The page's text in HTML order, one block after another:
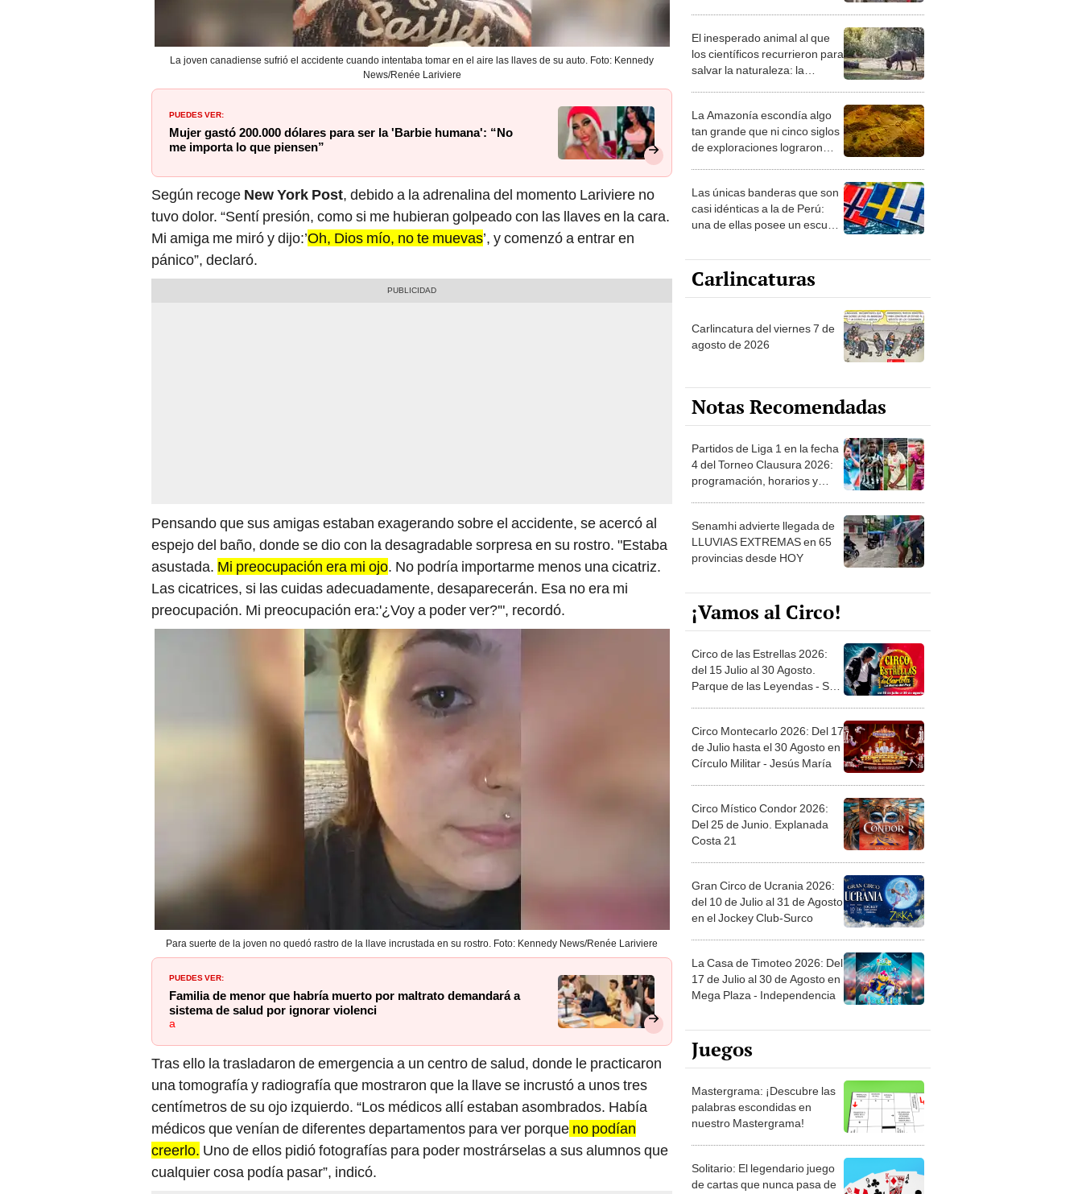
La joven canadiense sufrió el accidente cuando intentaba tomar en el aire las llaves de su auto. Foto: Kennedy
News/Renée Lariviere
PUEDES VER:
Mujer gastó 200.000 dólares para ser la 'Barbie humana': “No
me importa lo que piensen”
Según recoge New York Post, debido a la adrenalina del momento Lariviere no
tuvo dolor. “Sentí presión, como si me hubieran golpeado con las llaves en la cara.
Mi amiga me miró y dijo:’Oh, Dios mío, no te muevas’, y comenzó a entrar en
pánico”, declaró.
Pensando que sus amigas estaban exagerando sobre el accidente, se acercó al
espejo del baño, donde se dio con la desagradable sorpresa en su rostro. "Estaba
asustada. Mi preocupación era mi ojo. No podría importarme menos una cicatriz.
Las cicatrices, si las cuidas adecuadamente, desaparecerán. Esa no era mi
preocupación. Mi preocupación era:'¿Voy a poder ver?'", recordó.
Para suerte de la joven no quedó rastro de la llave incrustada en su rostro. Foto: Kennedy News/Renée Lariviere
PUEDES VER:
Familia de menor que habría muerto por maltrato demandará a
sistema de salud por ignorar violenci
a
Tras ello la trasladaron de emergencia a un centro de salud, donde le practicaron
una tomografía y radiografía que mostraron que la llave se incrustó a unos tres
centímetros de su ojo izquierdo. “Los médicos allí estaban asombrados. Había
médicos que venían de diferentes departamentos para ver porque no podían
creerlo. Uno de ellos pidió fotografías para poder mostrárselas a sus alumnos que
cualquier cosa podía pasar”, indicó.
El inesperado animal al que
los científicos recurrieron para
salvar la naturaleza: la
desierto en un paisaje con
más vida
La Amazonía escondía algo
tan grande que ni cinco siglos
de exploraciones lograron
sabía sobre su pasado
Las únicas banderas que son
casi idénticas a la de Perú:
una de ellas posee un escudo
Carlincaturas
Carlincatura del viernes 7 de
agosto de 2026
Notas Recomendadas
Partidos de Liga 1 en la fecha
4 del Torneo Clausura 2026:
programación, horarios y
Senamhi advierte llegada de
LLUVIAS EXTREMAS en 65
provincias desde HOY
¡Vamos al Circo!
Circo de las Estrellas 2026:
del 15 Julio al 30 Agosto.
Parque de las Leyendas - San
Circo Montecarlo 2026: Del 17
de Julio hasta el 30 Agosto en
Círculo Militar - Jesús María
Circo Místico Condor 2026:
Del 25 de Junio. Explanada
Costa 21
Gran Circo de Ucrania 2026:
del 10 de Julio al 31 de Agosto
en el Jockey Club-Surco
La Casa de Timoteo 2026: Del
17 de Julio al 30 de Agosto en
Mega Plaza - Independencia
Juegos
Mastergrama: ¡Descubre las
palabras escondidas en
nuestro Mastergrama!
Solitario: El legendario juego
de cartas que nunca pasa de